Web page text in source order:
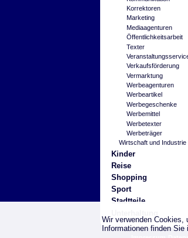
Wir verwenden Cookies,
Informationen finden Sie
Korrektoren
Marketing
Mediaagenturen
Öffentlichkeitsarbeit
Texter
Verkaufsförderung
Vermarktung
Werbeagenturen
Werbeartikel
Werbegeschenke
Werbemittel
Werbetexter
Werbeträger
Wirtschaft und Industrie
Kinder
Reise
Shopping
Sport
Stadtteile